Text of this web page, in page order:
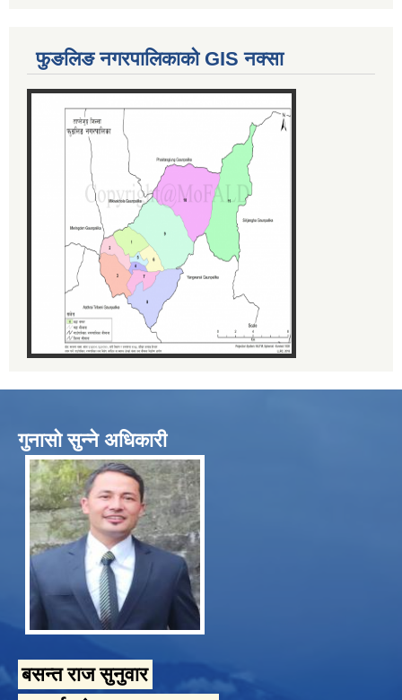
फुङलिङ नगरपालिकाको GIS नक्सा
गुनासो सुन्ने अधिकारी
बसन्त राज सुनुवार